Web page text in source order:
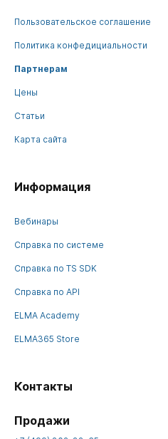
Пользовательское соглашение
Политика конфедициальности
Партнерам
Цены
Статьи
Карта сайта
Информация
Вебинары
Справка по системе
Справка по TS SDK
Справка по API
ELMA Academy
ELMA365 Store
Контакты
Продажи